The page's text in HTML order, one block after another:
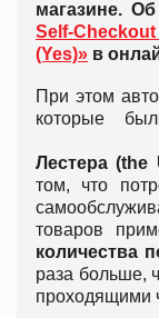
магазине.
Self-
(Yes)» в
При этом
которые
Лестера (the
том, что
товаров
количества
раза больше,
проходящими